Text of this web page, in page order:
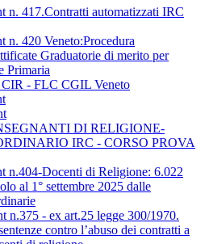
n. 417.Contratti automatizzati IRC
n. 420 Veneto:Procedura
Graduatorie di merito per
Primaria
- FLC CGIL Veneto
DI RELIGIONE-
IRC - CORSO PROVA
n.404-Docenti di Religione: 6.022
al 1° settembre 2025 dalle
n.375 - ex art.25 legge 300/1970.
contro l’abuso dei contratti a